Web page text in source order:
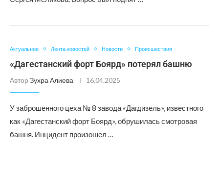
Актуальное Лента новостей Новости Происшествия
«Дагестанский форт Боярд» потерял башню
Автор Зухра Алиева 16.04.2025
У заброшенного цеха № 8 завода «Дагдизель», известного
как «Дагестанский форт Боярд», обрушилась смотровая
башня. Инцидент произошел …